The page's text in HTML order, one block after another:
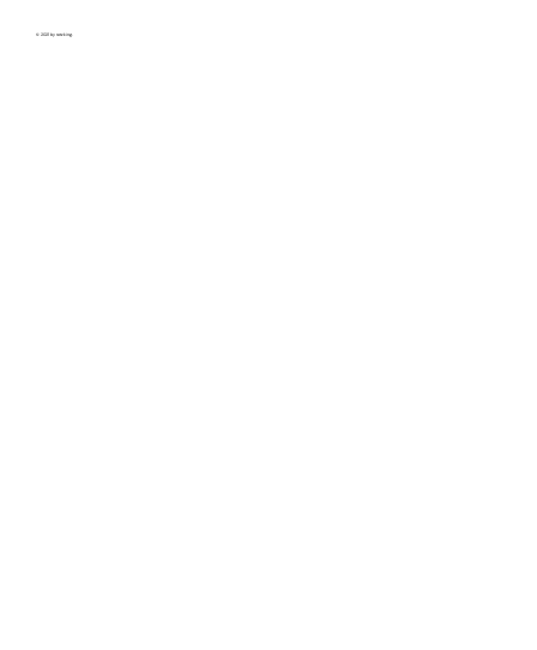
© 2021 by retzking.